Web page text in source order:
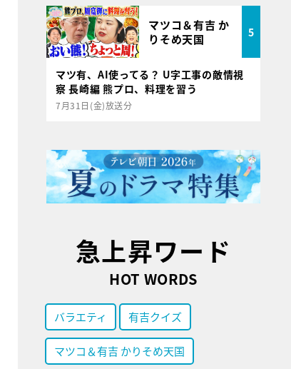
マツコ＆有吉 か
りそめ天国
5
マツ有、AI使ってる？ U字工事の敵情視
察 長崎編 熊プロ、料理を習う
7月31日(金)放送分
急上昇ワード
HOT WORDS
バラエティ 有吉クイズ
マツコ＆有吉 かりそめ天国